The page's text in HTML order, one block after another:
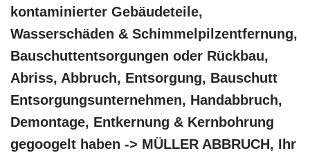
kontaminierter Gebäudeteile,
Wasserschäden & Schimmelpilzentfernung,
Bauschuttentsorgungen oder Rückbau,
Abriss, Abbruch, Entsorgung, Bauschutt
Entsorgungsunternehmen, Handabbruch,
Demontage, Entkernung & Kernbohrung
gegoogelt haben -> MÜLLER ABBRUCH, Ihr